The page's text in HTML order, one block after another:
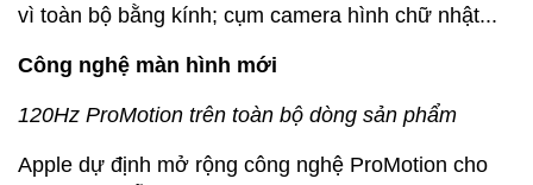
vì toàn bộ bằng kính; cụm camera hình chữ nhật...
Công nghệ màn hình mới
120Hz ProMotion trên toàn bộ dòng sản phẩm
Apple dự định mở rộng công nghệ ProMotion cho